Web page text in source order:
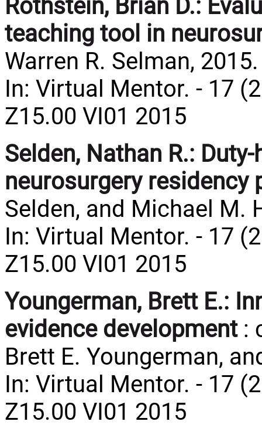
Rothstein, Brian D.:
teaching tool in
Warren R. Selman, 2015.
In: Virtual Mentor. - 17
Z15.00 VI01 2015
Selden, Nathan R.:
neurosurgery residency
Selden, and Michael M.
In: Virtual Mentor. - 17
Z15.00 VI01 2015
Youngerman, Brett E.:
evidence development:
Brett E. Youngerman,
In: Virtual Mentor. - 17
Z15.00 VI01 2015